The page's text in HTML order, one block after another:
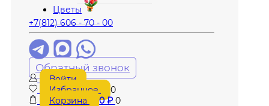
Цветы
+7(812) 606 - 70 - 00
Обратный звонок
Войти
Избранное
0
Корзина
0₽ 0